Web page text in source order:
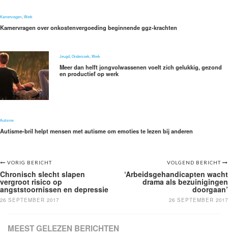
Kamervragen Werk
Kamervragen over onkostenvergoeding beginnende ggz-krachten
Jeugd Onderzoek Werk
Meer dan helft jongvolwassenen voelt zich gelukkig, gezond
en productief op werk
Autisme
Autisme-bril helpt mensen met autisme om emoties te lezen bij anderen
Bericht
navigatie
VOLGEND BERICHT
‘Arbeidsgehandicapten wacht
drama als bezuinigingen
doorgaan’
26 SEPTEMBER 2017
VORIG BERICHT
Chronisch slecht slapen
vergroot risico op
angststoornissen en depressie
26 SEPTEMBER 2017
MEEST GELEZEN BERICHTEN